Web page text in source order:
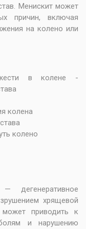
Менискит может
причин, включая
на колено или
в колене -
колена
колено
дегенеративное
хрящевой
приводить к
и нарушению